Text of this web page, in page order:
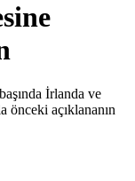
İrlanda ve
önceki açıklananın